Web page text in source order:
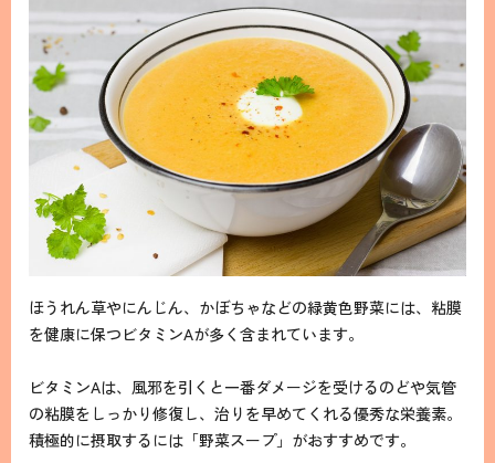
ほうれん草やにんじん、かぼちゃなどの緑黄色野菜には、粘膜
を健康に保つビタミンAが多く含まれています。
ビタミンAは、風邪を引くと一番ダメージを受けるのどや気管
の粘膜をしっかり修復し、治りを早めてくれる優秀な栄養素。
積極的に摂取するには「野菜スープ」がおすすめです。